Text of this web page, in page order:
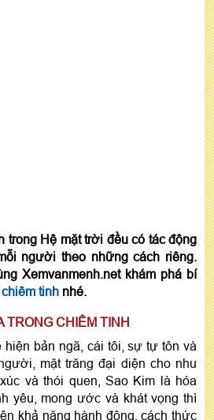
trong Hệ mặt trời đều có tác động
người theo những cách riêng.
Xemvanmenh.net khám phá bí
tinh nhé.
TRONG CHIÊM TINH
hiện bản ngã, cái tôi, sự tự tôn và
mặt trăng đại diện cho nhu
và thói quen, Sao Kim là hóa
yêu, mong ước và khát vọng thì
khả năng hành động, cách thức